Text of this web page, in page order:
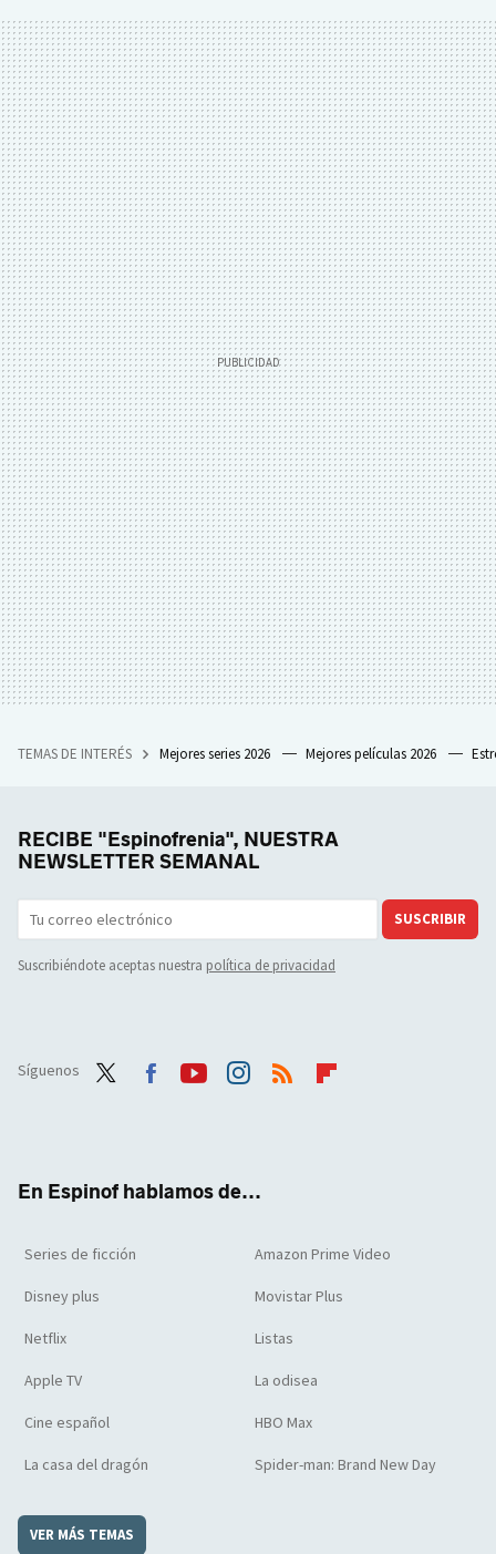
TEMAS DE INTERÉS Mejores series 2026 Mejores películas 2026
RECIBE "Espinofrenia", NUESTRA
NEWSLETTER SEMANAL
SUSCRIBIR
Suscribiéndote aceptas nuestra política de privacidad
Síguenos
En Espinof hablamos de...
Series de ficción Amazon Prime Video
Disney plus Movistar Plus
Netflix Listas
Apple TV La odisea
Cine español HBO Max
La casa del dragón Spider-man: Brand New Day
VER MÁS TEMAS